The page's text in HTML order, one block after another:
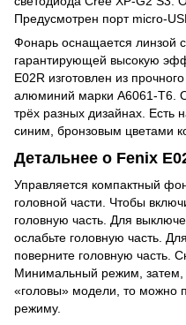
Предусмотрен порт micro-
Фонарь оснащается линзой
гарантирующей высокую
E02R изготовлен из
алюминий марки А6061-Т6.
трёх разных дизайнах. Есть
синим, бронзовым цветами
Детальнее о Fenix
Управляется компактный
головной части. Чтобы
головную часть. Для
ослабьте головную часть.
поверните головную часть.
Минимальный режим, затем,
«головы» модели, то можно
режиму.